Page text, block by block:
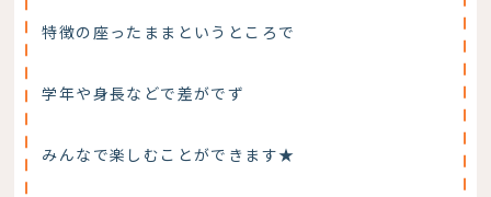
特徴の座ったままというところで
学年や身長などで差がでず
みんなで楽しむことができます★